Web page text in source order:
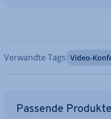
Verwandte Tags Video-
Passende Produkte